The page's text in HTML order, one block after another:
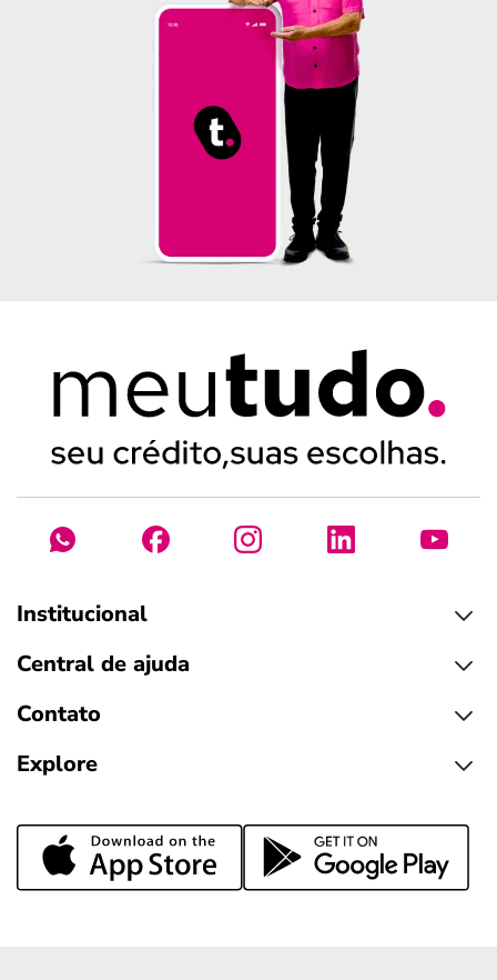
Institucional
Central de ajuda
Contato
Explore